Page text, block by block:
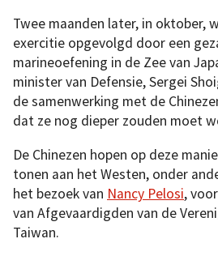
Twee maanden later, in oktober,
exercitie opgevolgd door een
marineoefening in de Zee van
minister van Defensie, Sergei
de samenwerking met de
dat ze nog dieper zouden moet
De Chinezen hopen op deze
tonen aan het Westen, onder
het bezoek van Nancy Pelosi,
van Afgevaardigden van de
Taiwan.